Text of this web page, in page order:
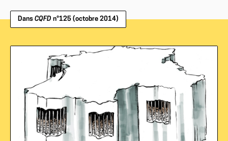
Dans CQFD n°125 (octobre 2014)